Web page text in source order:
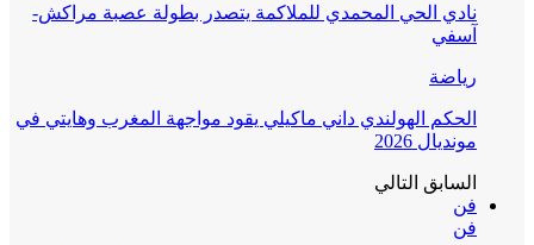
نادي الحي المحمدي للملاكمة يتصدر بطولة عصبة مراكش-
آسفي
رياضة
الحكم الهولندي داني ماكيلي يقود مواجهة المغرب وهايتي في
مونديال 2026
السابقالتالي
فن